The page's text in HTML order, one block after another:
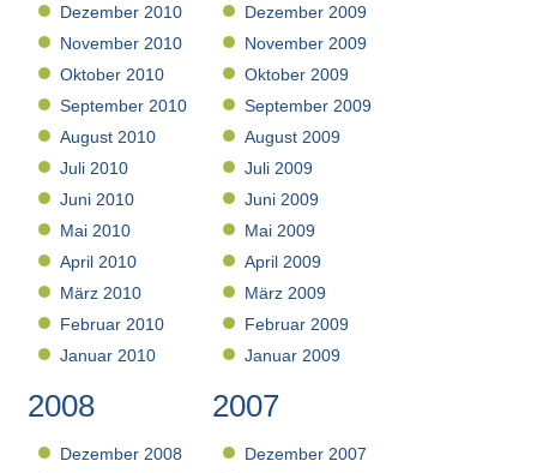
Dezember 2010
November 2010
Oktober 2010
September 2010
August 2010
Juli 2010
Juni 2010
Mai 2010
April 2010
März 2010
Februar 2010
Januar 2010
Dezember 2009
November 2009
Oktober 2009
September 2009
August 2009
Juli 2009
Juni 2009
Mai 2009
April 2009
März 2009
Februar 2009
Januar 2009
2008
Dezember 2008
2007
Dezember 2007